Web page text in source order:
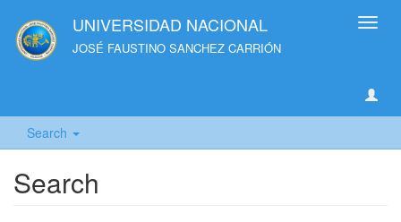
UNIVERSIDAD NACIONAL
JOSÉ FAUSTINO SANCHEZ CARRIÓN
Search
Search